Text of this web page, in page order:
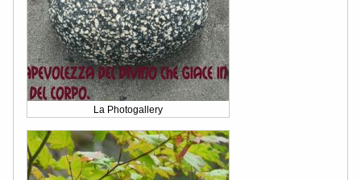
La Photogallery